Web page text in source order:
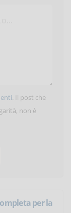
. Il post che
non è
per la